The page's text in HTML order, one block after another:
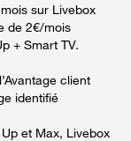
sur Livebox
de 2€/mois
+ Smart TV.
client
identifié
et Max, Livebox